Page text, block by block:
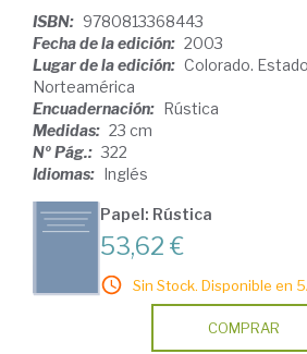
ISBN: 9780813368443
Fecha de la edición: 2003
Lugar de la edición: Colorado.
Norteamérica
Encuadernación: Rústica
Medidas: 23 cm
Nº Pág.: 322
Idiomas: Inglés
Papel: Rústica
53,62 €
Sin Stock. Disponible en
COMPRAR